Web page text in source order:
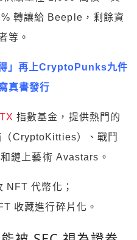
轉讓給 Beeple，剩餘資
等。
」再上CryptoPunks九件
真書發行
指數基金，提供熱門的
CryptoKitties）、戰鬥
鏈上藝術 Avastars。
NFT 代幣化；
收藏進行碎片化。